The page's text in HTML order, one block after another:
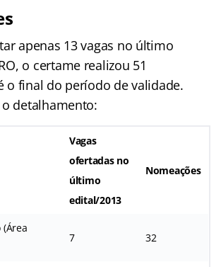
apenas 13 vagas no último
o certame realizou 51
o final do período de validade.
detalhamento:
Vagas
ofertadas no
último
edital/2013
Nomeações
(Área
7 32